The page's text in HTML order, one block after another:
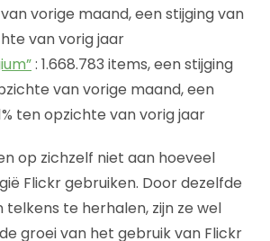
vorige maand, een stijging van
van vorig jaar
: 1.668.783 items, een stijging
van vorige maand, een
ten opzichte van vorig jaar
op zichzelf niet aan hoeveel
Flickr gebruiken. Door dezelfde
te herhalen, zijn ze wel
groei van het gebruik van Flickr